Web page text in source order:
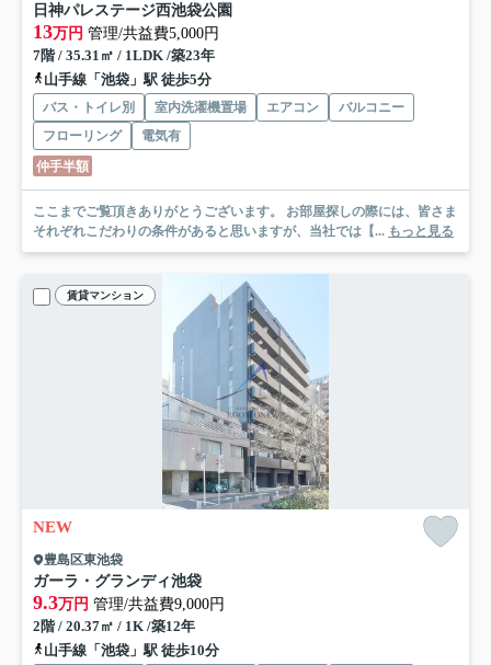
日神パレステージ西池袋公園
13万円 管理/共益費5,000円
7階 / 35.31㎡ / 1LDK /築23年
山手線「池袋」駅 徒歩5分
バス・トイレ別 室内洗濯機置場 エアコン
バルコニー
フローリング
電気有
仲手半額
ここまでご覧頂きありがとうございます。 お部屋探しの際には、皆さま
それぞれこだわりの条件があると思いますが、当社では【... もっと見る
賃貸マンション
NEW
豊島区東池袋
ガーラ・グランディ池袋
9.3万円 管理/共益費9,000円
2階 / 20.37㎡ / 1K /築12年
山手線「池袋」駅 徒歩10分